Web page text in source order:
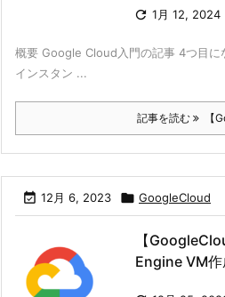
 1月 12, 2024
概要 Google Cloud入門の記事 4つ目に
インスタン ...
記事を読む 【
 12月 6, 2023  GoogleCloud
【
Engine VM